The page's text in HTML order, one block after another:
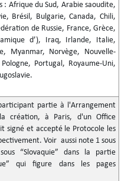
Afrique du Sud, Arabie saoudite,
Brésil, Bulgarie, Canada, Chili,
de Russie, France, Grèce,
d’), Iraq, Irlande, Italie,
Myanmar, Norvège, Nouvelle-
Portugal, Royaume-Uni,
partie à l'Arrangement
création, à Paris, d'un Office
signé et accepté le Protocole les
Voir aussi note 1 sous
“Slovaquie” dans la partie
qui figure dans les pages